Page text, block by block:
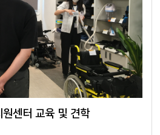
원센터 교육 및 견학